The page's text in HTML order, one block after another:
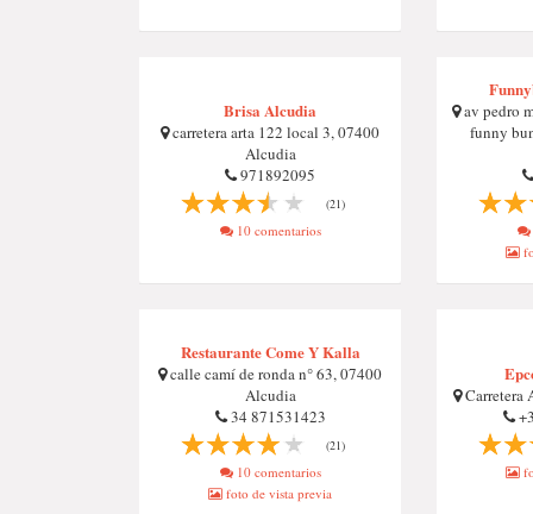
Brisa Alcudia
carretera arta 122 local 3, 07400
Alcudia
971892095
(21)
10 comentarios
av pedro
funny
Restaurante Come Y Kalla
calle camí de ronda n° 63, 07400
Alcudia
34 871531423
(21)
10 comentarios
foto de vista previa
Carretera